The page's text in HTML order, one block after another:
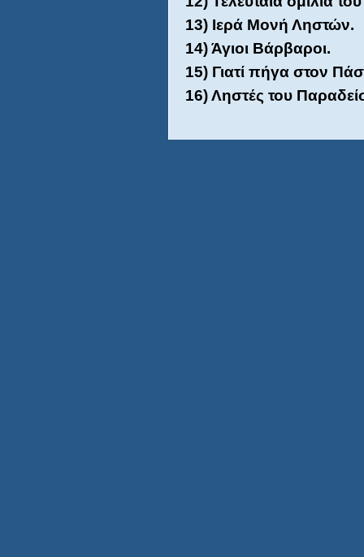
13) Ιερά Μονή Ληστών.
14) Άγιοι Βάρβαροι.
15) Γιατί πήγα στον
16) Ληστές του